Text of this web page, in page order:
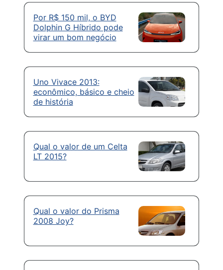
Por R$ 150 mil, o BYD
Dolphin G Híbrido pode
virar um bom negócio
Uno Vivace 2013:
econômico, básico e cheio
de história
Qual o valor de um Celta
LT 2015?
Qual o valor do Prisma
2008 Joy?